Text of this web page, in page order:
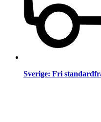
Sverige: Fri